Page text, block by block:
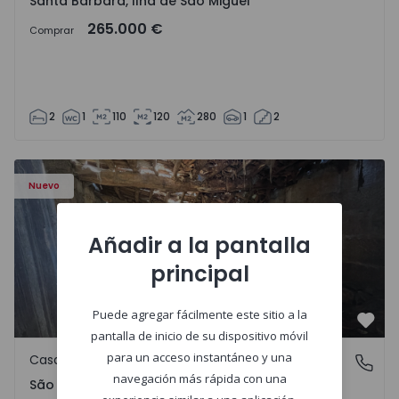
Comprar 265.000 €
2 1 110 120 280 1 2
Nuevo
Casa Vila Real, São Tomé do Castelo e Justes - 1575189 - 1
São Tomé do Castelo e Justes, Vila Real
Casa de Campo
São Tomé do Castelo e Justes, Vila Real
Añadir a la pantalla
principal
Puede agregar fácilmente este sitio a la
pantalla de inicio de su dispositivo móvil
para un acceso instantáneo y una
navegación más rápida con una